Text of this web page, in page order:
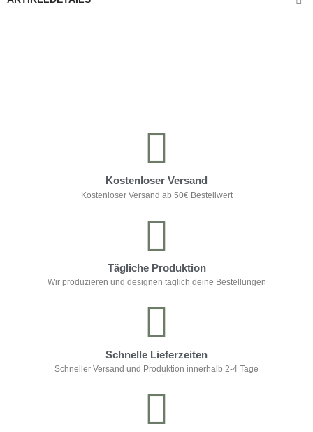
Kostenloser Versand
Kostenloser Versand ab 50€ Bestellwert
Tägliche Produktion
Wir produzieren und designen täglich deine Bestellungen
Schnelle Lieferzeiten
Schneller Versand und Produktion innerhalb 2-4 Tage